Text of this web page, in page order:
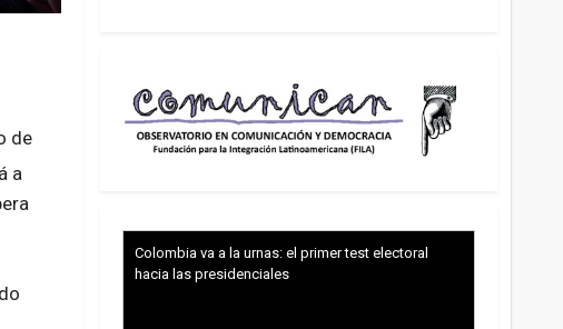
de
hacia las presidenciales